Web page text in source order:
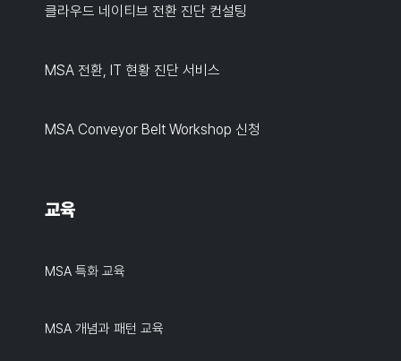
클라우드 네이티브 전환 진단 컨설팅
MSA 전환, IT 현황 진단 서비스
MSA Conveyor Belt Workshop 신청
교육
MSA 특화 교육
MSA 개념과 패턴 교육